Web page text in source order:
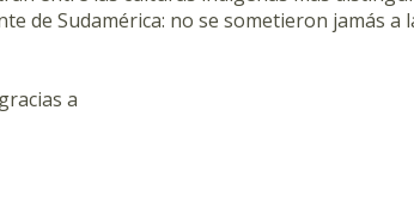
de Sudamérica: no se sometieron jamás a
a